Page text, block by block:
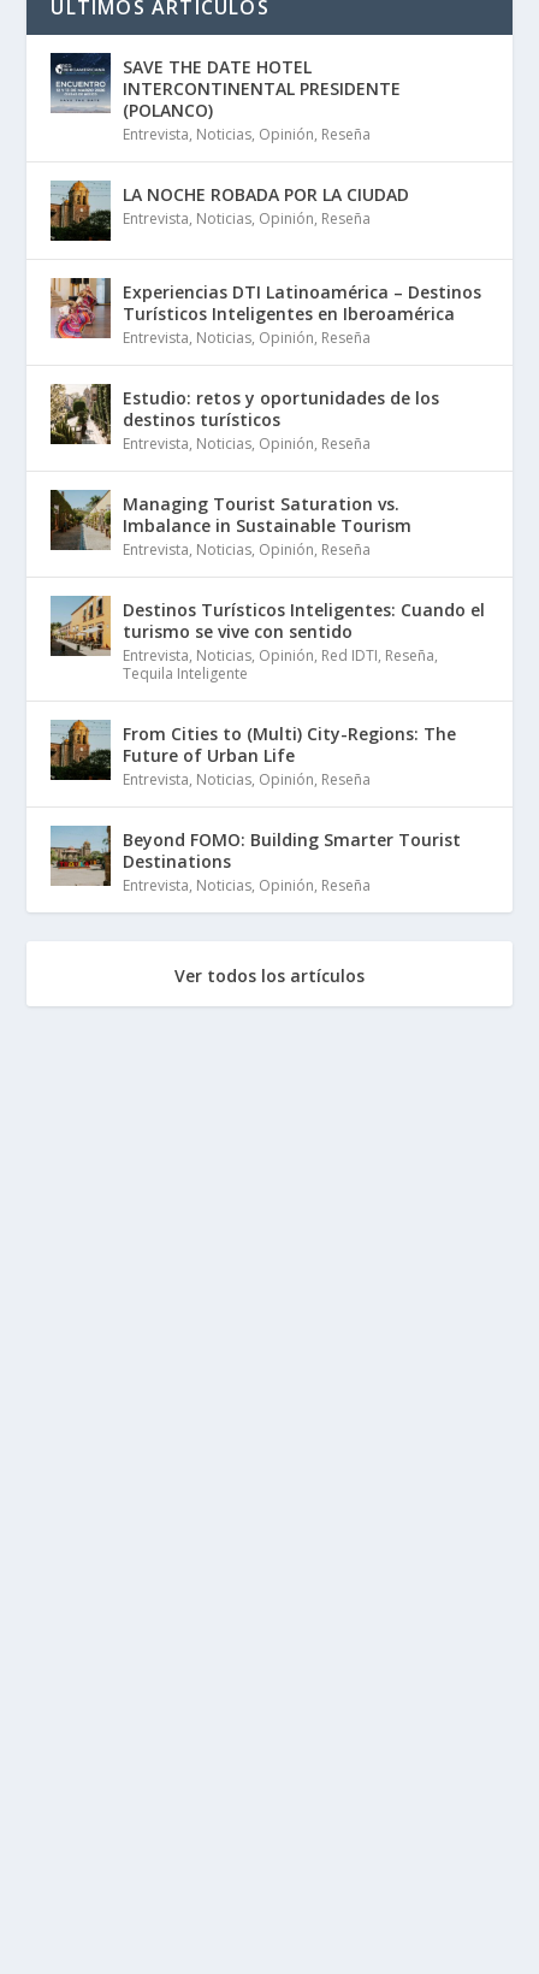
ÚLTIMOS ARTÍCULOS
SAVE THE DATE HOTEL
INTERCONTINENTAL PRESIDENTE
(POLANCO)
Entrevista, Noticias, Opinión, Reseña
LA NOCHE ROBADA POR LA CIUDAD
Entrevista, Noticias, Opinión, Reseña
Experiencias DTI Latinoamérica – Destinos
Turísticos Inteligentes en Iberoamérica
Entrevista, Noticias, Opinión, Reseña
Estudio: retos y oportunidades de los
destinos turísticos
Entrevista, Noticias, Opinión, Reseña
Managing Tourist Saturation vs.
Imbalance in Sustainable Tourism
Entrevista, Noticias, Opinión, Reseña
Destinos Turísticos Inteligentes: Cuando el
turismo se vive con sentido
Entrevista, Noticias, Opinión, Red IDTI, Reseña,
Tequila Inteligente
From Cities to (Multi) City-Regions: The
Future of Urban Life
Entrevista, Noticias, Opinión, Reseña
Beyond FOMO: Building Smarter Tourist
Destinations
Entrevista, Noticias, Opinión, Reseña
Ver todos los artículos